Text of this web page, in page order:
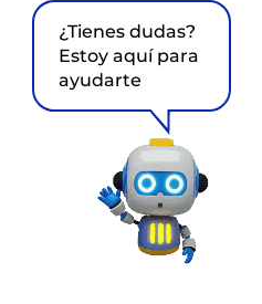
¿Tienes dudas?
Estoy aquí para
ayudarte